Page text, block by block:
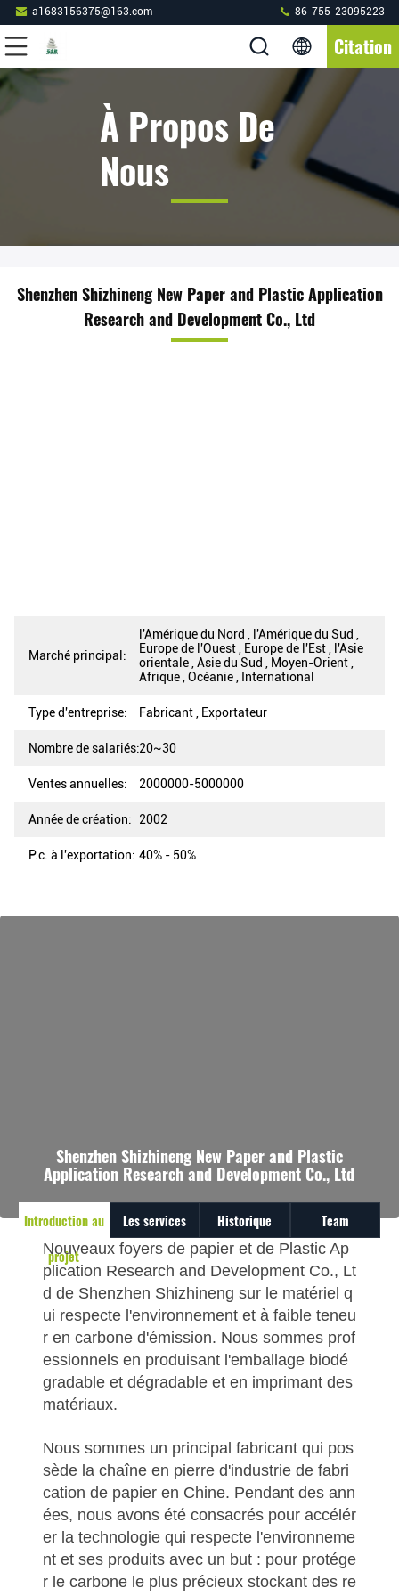
a1683156375@163.com 86-755-23095223
Citation
À Propos De
Nous
Shenzhen Shizhineng New Paper and Plastic Application
Research and Development Co., Ltd
Marché principal:
l'Amérique du Nord , l'Amérique du Sud ,
Europe de l'Ouest , Europe de l'Est , l'Asie
orientale , Asie du Sud , Moyen-Orient ,
Afrique , Océanie , International
Type d'entreprise: Fabricant , Exportateur
Nombre de salariés:20~30
Ventes annuelles: 2000000-5000000
Année de création: 2002
P.c. à l'exportation: 40% - 50%
Shenzhen Shizhineng New Paper and Plastic
Application Research and Development Co., Ltd
Introduction au
projet
Les services Historique Team
Nouveaux foyers de papier et de Plastic Ap
plication Research and Development Co., Lt
d de Shenzhen Shizhineng sur le matériel q
ui respecte l'environnement et à faible teneu
r en carbone d'émission. Nous sommes prof
essionnels en produisant l'emballage biodé
gradable et dégradable et en imprimant des
matériaux.
Nous sommes un principal fabricant qui pos
sède la chaîne en pierre d'industrie de fabri
cation de papier en Chine. Pendant des ann
ées, nous avons été consacrés pour accélér
er la technologie qui respecte l'environneme
nt et ses produits avec un but : pour protége
r le carbone le plus précieux stockant des re